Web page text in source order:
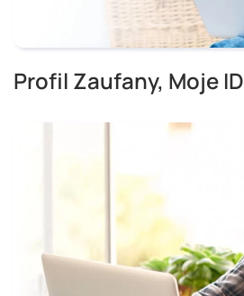
Profil Zaufany, Moje ID